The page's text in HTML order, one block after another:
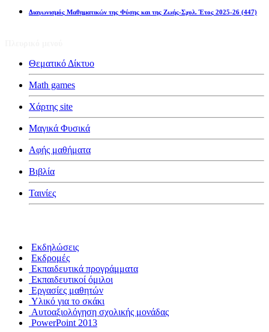
Διαγωνισμός Μαθηματικών της Φύσης και της Ζωής-Σχολ. Έτος 2025-26 (447)
Θεματικό Δίκτυο
Math games
Χάρτης site
Μαγικά Φυσικά
Αφής μαθήματα
Βιβλία
Ταινίες
Εκδηλώσεις
Εκδρομές
Εκπαιδευτικά προγράμματα
Εκπαιδευτικοί όμιλοι
Εργασίες μαθητών
Υλικό για το σκάκι
Αυτοαξιολόγηση σχολικής μονάδας
PowerPoint 2013